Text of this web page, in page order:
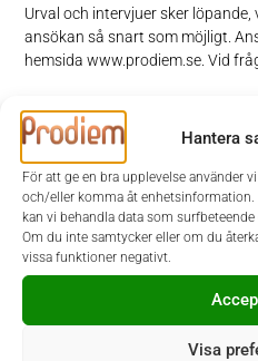
Hantera
För att ge en bra upplevelse använder
och/eller komma åt
kan vi behandla data som
Om du inte samtycker eller om du
vissa funktioner negativt.
Visa
Urval och intervjuer sker
ansökan så snart som möjligt.
hemsida www.prodiem.se. Vid
Välkommen med din ansökan!
Uppdraget är
Kontaktperson